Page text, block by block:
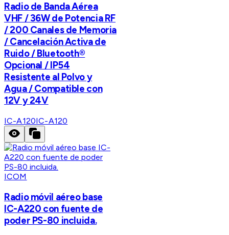
Radio de Banda Aérea
VHF / 36W de Potencia RF
/ 200 Canales de Memoria
/ Cancelación Activa de
Ruido / Bluetooth®
Opcional / IP54
Resistente al Polvo y
Agua / Compatible con
12V y 24V
IC-A120IC-A120
ICOM
Radio móvil aéreo base
IC-A220 con fuente de
poder PS-80 incluida.